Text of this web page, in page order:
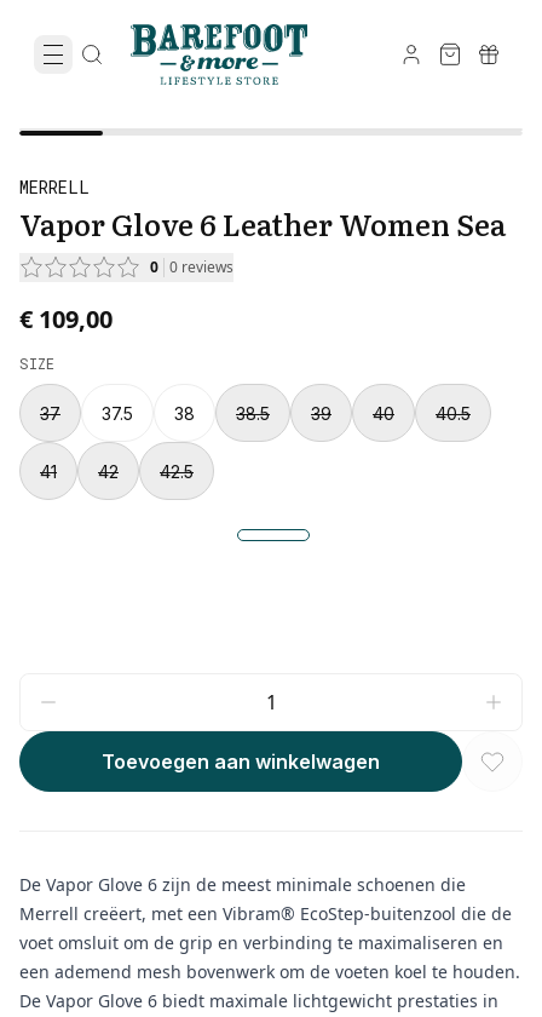
MERRELL
Vapor Glove 6 Leather Women Sea
0 0 reviews
€ 109,00
SIZE
37 37.5 38 38.5 39 40 40.5
41 42 42.5
Toevoegen aan winkelwagen
De Vapor Glove 6 zijn de meest minimale schoenen die
Merrell creëert, met een Vibram® EcoStep-buitenzool die de
voet omsluit om de grip en verbinding te maximaliseren en
een ademend mesh bovenwerk om de voeten koel te houden.
De Vapor Glove 6 biedt maximale lichtgewicht prestaties in